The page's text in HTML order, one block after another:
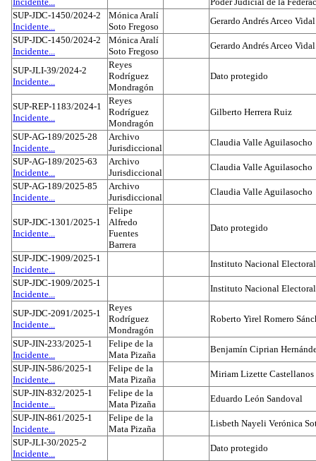
SUP-JDC-1450/2024-2
Incidente...
Mónica Aralí
Soto Fregoso
Gerardo Andrés Arceo Vidal
SUP-JDC-1450/2024-2
Incidente...
Mónica Aralí
Soto Fregoso
Gerardo Andrés Arceo Vidal
SUP-JLI-39/2024-2
Incidente...
Reyes
Rodríguez
Mondragón
Dato protegido
SUP-REP-1183/2024-1
Incidente...
Reyes
Rodríguez
Mondragón
Gilberto Herrera Ruiz
SUP-AG-189/2025-28
Incidente...
Archivo
Jurisdiccional
Claudia Valle Aguilasocho
SUP-AG-189/2025-63
Incidente...
Archivo
Jurisdiccional
Claudia Valle Aguilasocho
SUP-AG-189/2025-85
Incidente...
Archivo
Jurisdiccional
Claudia Valle Aguilasocho
SUP-JDC-1301/2025-1
Incidente...
Felipe
Alfredo
Fuentes
Barrera
Dato protegido
SUP-JDC-1909/2025-1
Incidente...
Instituto Nacional Electoral
SUP-JDC-1909/2025-1
Incidente...
Instituto Nacional Electoral
SUP-JDC-2091/2025-1
Incidente...
Reyes
Rodríguez
Mondragón
Roberto Yirel Romero
SUP-JIN-233/2025-1
Incidente...
Felipe de la
Mata Pizaña
Benjamín Ciprian
SUP-JIN-586/2025-1
Incidente...
Felipe de la
Mata Pizaña
Miriam Lizette Castellanos
SUP-JIN-832/2025-1
Incidente...
Felipe de la
Mata Pizaña
Eduardo León Sandoval
SUP-JIN-861/2025-1
Incidente...
Felipe de la
Mata Pizaña
Lisbeth Nayeli Verónica
SUP-JLI-30/2025-2
Incidente...
Dato protegido